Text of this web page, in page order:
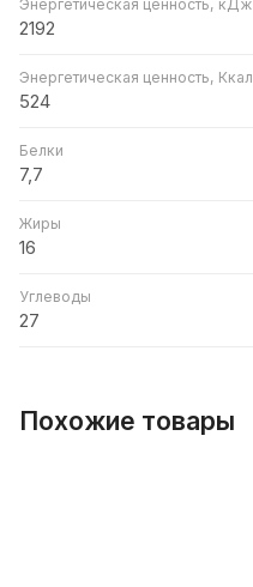
Энергетическая ценность, кДж
2192
Энергетическая ценность, Ккал
524
Белки
7,7
Жиры
16
Углеводы
27
Похожие товары